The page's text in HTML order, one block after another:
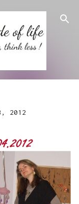
2012